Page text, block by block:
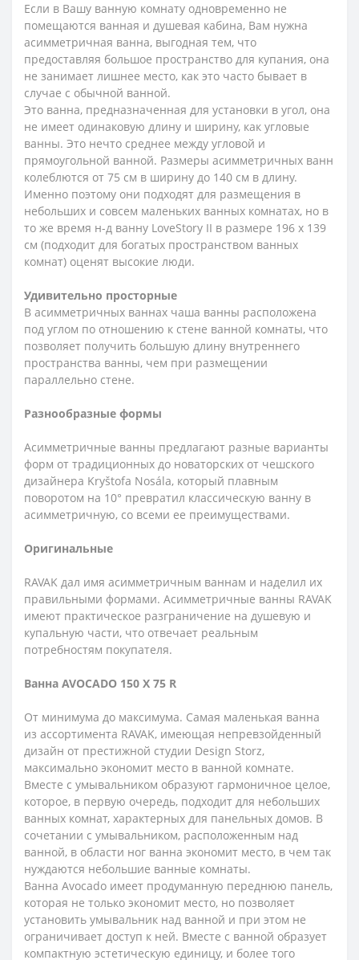
Если в Вашу ванную комнату одновременно не
помещаются ванная и душевая кабина, Вам нужна
асимметричная ванна, выгодная тем, что
предоставляя большое пространство для купания, она
не занимает лишнее место, как это часто бывает в
случае с обычной ванной.
Это ванна, предназначенная для установки в угол, она
не имеет одинаковую длину и ширину, как угловые
ванны. Это нечто среднее между угловой и
прямоугольной ванной. Размеры асимметричных ванн
колеблются от 75 см в ширину до 140 см в длину.
Именно поэтому они подходят для размещения в
небольших и совсем маленьких ванных комнатах, но в
то же время н-д ванну LoveStory II в размере 196 x 139
см (подходит для богатых пространством ванных
комнат) оценят высокие люди.
Удивительно просторные
В асимметричных ваннах чаша ванны расположена
под углом по отношению к стене ванной комнаты, что
позволяет получить большую длину внутреннего
пространства ванны, чем при размещении
параллельно стене.
Разнообразные формы
Асимметричные ванны предлагают разные варианты
форм от традиционных до новаторских от чешского
дизайнера Kryštofa Nosála, который плавным
поворотом на 10° превратил классическую ванну в
асимметричную, со всеми ее преимуществами.
Оригинальные
RAVAK дал имя асимметричным ваннам и наделил их
правильными формами. Асимметричные ванны RAVAK
имеют практическое разграничение на душевую и
купальную части, что отвечает реальным
потребностям покупателя.
Ванна AVOCADO 150 X 75 R
От минимума до максимума. Самая маленькая ванна
из ассортимента RAVAK, имеющая непревзойденный
дизайн от престижной студии Design Storz,
максимально экономит место в ванной комнате.
Вместе с умывальником образуют гармоничное целое,
которое, в первую очередь, подходит для небольших
ванных комнат, характерных для панельных домов. В
сочетании с умывальником, расположенным над
ванной, в области ног ванна экономит место, в чем так
нуждаются небольшие ванные комнаты.
Ванна Avocado имеет продуманную переднюю панель,
которая не только экономит место, но позволяет
установить умывальник над ванной и при этом не
ограничивает доступ к ней. Вместе с ванной образует
компактную эстетическую единицу, и более того